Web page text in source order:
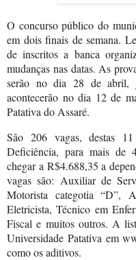
O concurso público do
em dois finais de semana.
de inscritos a banca
mudanças nas datas. As
serão no dia 28 de abril,
acontecerão no dia 12 de
Patativa do Assaré.
São 206 vagas, destas
Deficiência, para mais de
chegar a R$4.688,35 a
vagas são: Auxiliar de
Motorista categotia “D”,
Eletricista, Técnico em
Fiscal e muitos outros. A
Universidade Patativa em
como os aditivos.